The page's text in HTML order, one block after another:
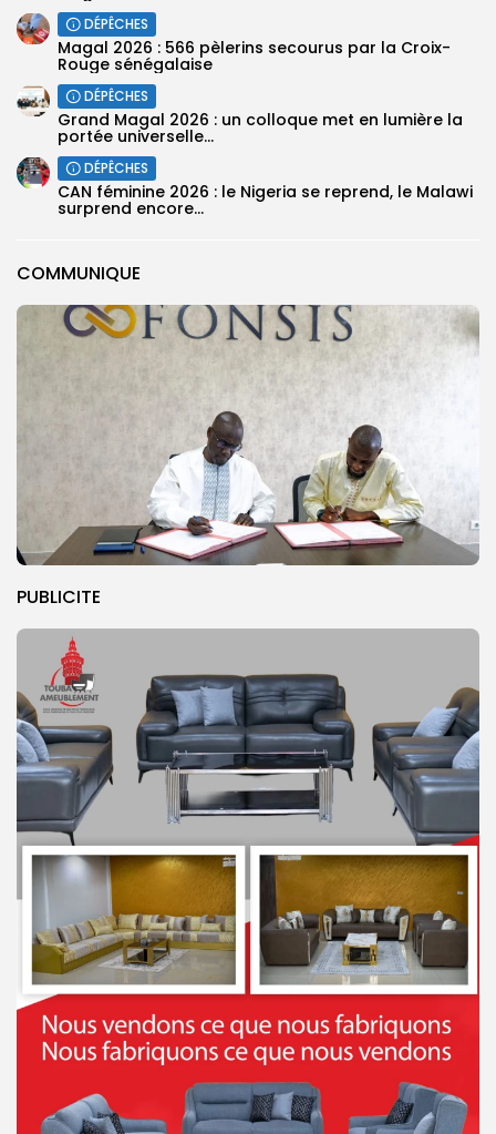
COMMUNIQUE
PUBLICITE
DÉPÊCHES
Magal 2026 : 566 pèlerins secourus par la Croix-
Rouge sénégalaise
DÉPÊCHES
Grand Magal 2026 : un colloque met en lumière la
portée universelle...
DÉPÊCHES
‎CAN féminine 2026 : le Nigeria se reprend, le Malawi
surprend encore...